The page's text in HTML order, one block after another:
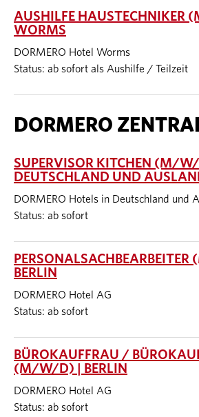
AUSHILFE HAUSTECHNIKER
WORMS
DORMERO Hotel Worms
Status: ab sofort als Aushilfe / Teilzeit
DORMERO
SUPERVISOR KITCHEN (M/W/
DEUTSCHLAND UND
DORMERO Hotels in Deutschland und
Status: ab sofort
BERLIN
DORMERO Hotel AG
Status: ab sofort
BÜROKAUFFRAU /
(M/W/D) | BERLIN
DORMERO Hotel AG
Status: ab sofort